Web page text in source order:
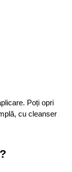
Poți opri
cu cleanser